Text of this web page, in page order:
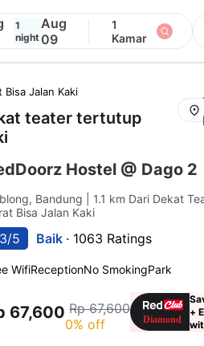
1
night
Aug
09
1
Kamar
Jalan Kaki
teater tertutup
Hostel @ Dago 2
Bandung
| 1.1 km Dari Dekat
Bisa Jalan Kaki
5 Baik · 1063 Ratings
WifiReceptionNo SmokingPark
67,600 Rp 67,600
0% off
+